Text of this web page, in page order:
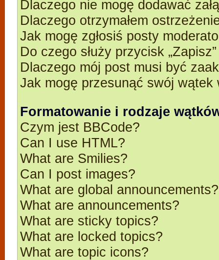
Dlaczego nie mogę dodawać
Dlaczego otrzymałem
Jak mogę zgłosiś posty
Do czego służy przycisk
Dlaczego mój post musi być
Jak mogę przesunąć swój wątek
Formatowanie i rodzaje
Czym jest BBCode?
Can I use HTML?
What are Smilies?
Can I post images?
What are global announcements?
What are announcements?
What are sticky topics?
What are locked topics?
What are topic icons?